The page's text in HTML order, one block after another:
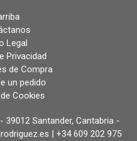
Legal
Privacidad
de Compra
un pedido
Cookies
39012 Santander, Cantabria -
| +34 609 202 975